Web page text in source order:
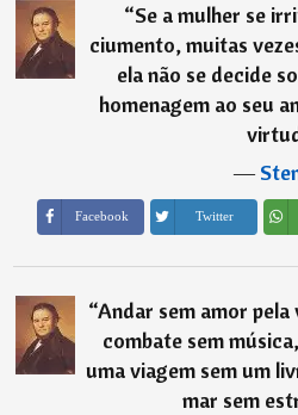
“Se a mulher se
ciumento, muitas
ela não se decide
homenagem ao seu
―
Facebook Twitter
“Andar sem amor
combate sem
uma viagem sem um
mar sem